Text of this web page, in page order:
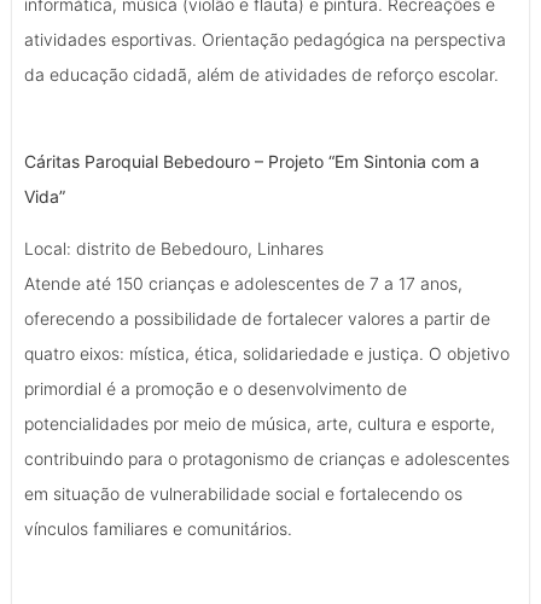
atividades esportivas. Orientação pedagógica na perspectiva
da educação cidadã, além de atividades de reforço escolar.
Cáritas Paroquial Bebedouro – Projeto “Em Sintonia com a
Vida”
Local: distrito de Bebedouro, Linhares
Atende até 150 crianças e adolescentes de 7 a 17 anos,
oferecendo a possibilidade de fortalecer valores a partir de
quatro eixos: mística, ética, solidariedade e justiça. O objetivo
primordial é a promoção e o desenvolvimento de
potencialidades por meio de música, arte, cultura e esporte,
contribuindo para o protagonismo de crianças e adolescentes
em situação de vulnerabilidade social e fortalecendo os
vínculos familiares e comunitários.